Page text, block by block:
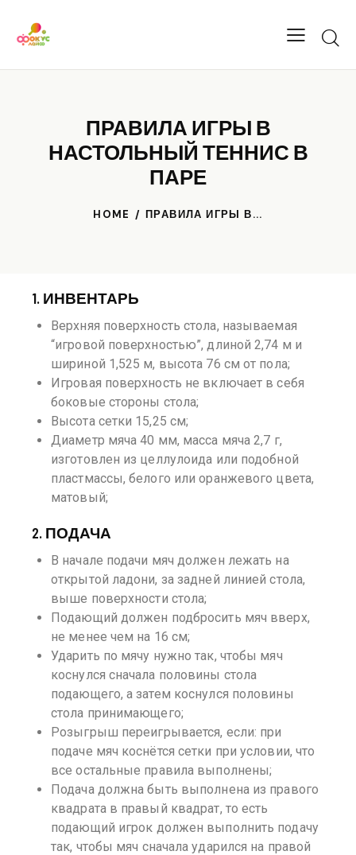
ПРАВИЛА ИГРЫ В
НАСТОЛЬНЫЙ ТЕННИС В
ПАРЕ
HOME ПРАВИЛА ИГРЫ В...
1. ИНВЕНТАРЬ
Верхняя поверхность стола, называемая
“игровой поверхностью”, длиной 2,74 м и
шириной 1,525 м, высота 76 см от пола;
Игровая поверхность не включает в себя
боковые стороны стола;
Высота сетки 15,25 см;
Диаметр мяча 40 мм, масса мяча 2,7 г,
изготовлен из целлулоида или подобной
пластмассы, белого или оранжевого цвета,
матовый;
2. ПОДАЧА
В начале подачи мяч должен лежать на
открытой ладони, за задней линией стола,
выше поверхности стола;
Подающий должен подбросить мяч вверх,
не менее чем на 16 см;
Ударить по мячу нужно так, чтобы мяч
коснулся сначала половины стола
подающего, а затем коснулся половины
стола принимающего;
Розыгрыш переигрывается, если: при
подаче мяч коснётся сетки при условии, что
все остальные правила выполнены;
Подача должна быть выполнена из правого
квадрата в правый квадрат, то есть
подающий игрок должен выполнить подачу
так, чтобы мяч сначала ударился на правой